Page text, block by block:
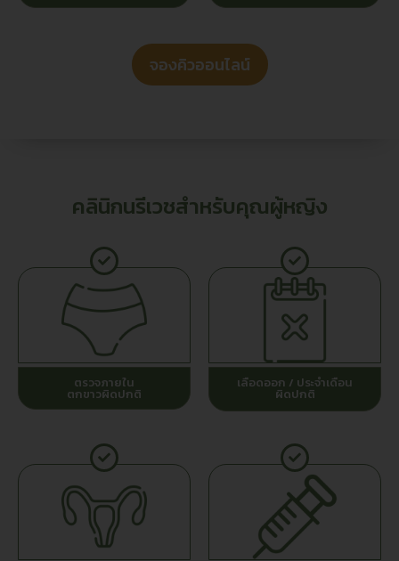
จองคิวออนไลน์
คลินิกนรีเวชสำหรับคุณผู้หญิง
ตรวจภายใน
ตกขาวผิดปกติ
เลือดออก / ประจำเดือน
ผิดปกติ